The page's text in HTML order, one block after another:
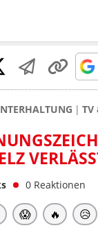
TV
0 Reaktionen
😱 🔥 😥